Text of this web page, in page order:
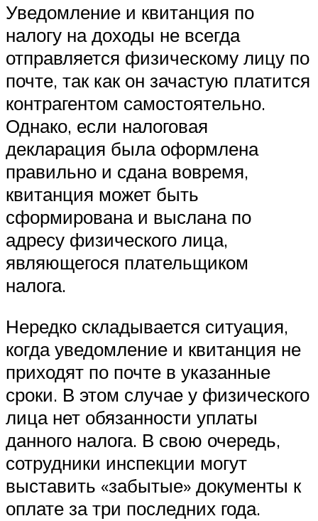
Уведомление и квитанция по
налогу на доходы не всегда
отправляется физическому лицу по
почте, так как он зачастую платится
контрагентом самостоятельно.
Однако, если налоговая
декларация была оформлена
правильно и сдана вовремя,
квитанция может быть
сформирована и выслана по
адресу физического лица,
являющегося плательщиком
налога.
Нередко складывается ситуация,
когда уведомление и квитанция не
приходят по почте в указанные
сроки. В этом случае у физического
лица нет обязанности уплаты
данного налога. В свою очередь,
сотрудники инспекции могут
выставить «забытые» документы к
оплате за три последних года.